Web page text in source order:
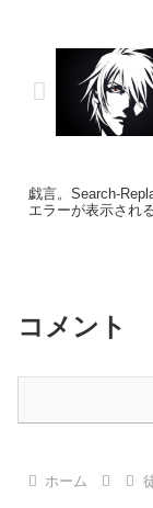
戯言。Search-
エラーが表示される
コメント
ホーム